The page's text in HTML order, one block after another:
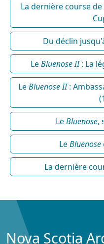
La dernière course
Du déclin
LeBluenose II: La
LeBluenose II:
LeBluenose,
LeBluenose
La dernière
Nova Scotia